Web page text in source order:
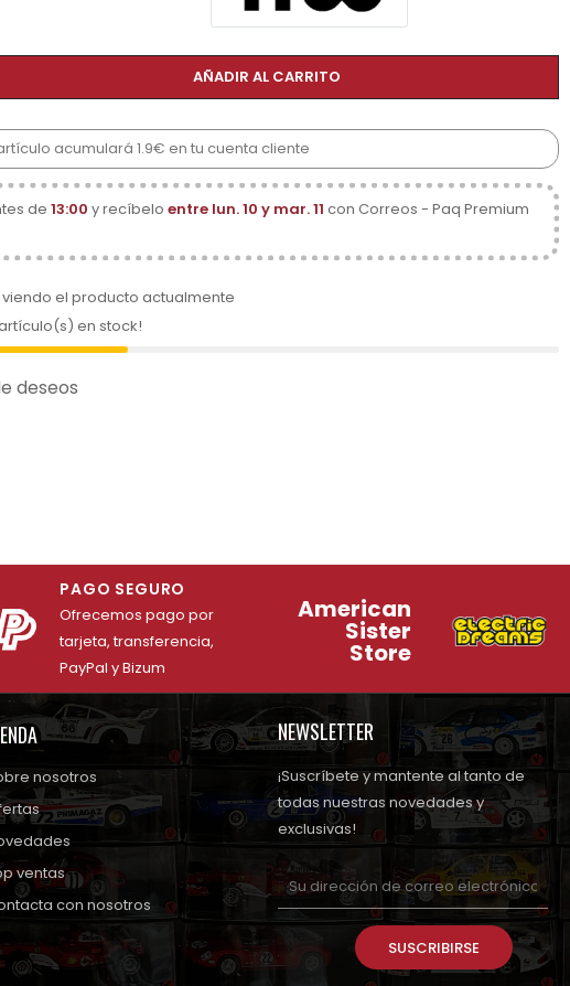
AÑADIR AL CARRITO
acumulará 1.9€ en tu cuenta cliente
de 13:00 y recíbelo entre lun. 10 y mar. 11 con Correos - Paq Premium
el producto actualmente
en stock!
deseos
PAGO SEGURO
Ofrecemos pago por
tarjeta, transferencia,
PayPal y Bizum
American
Sister
Store
nosotros
ventas
con nosotros
NEWSLETTER
¡Suscríbete y mantente al tanto de
todas nuestras novedades y
exclusivas!
SUSCRIBIRSE